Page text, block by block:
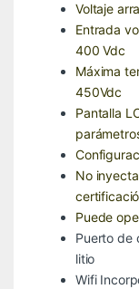
Voltaje
Entrada
400 Vdc
Máxima
450Vdc
Pantalla
No
Puede
Puerto de
litio
Wifi